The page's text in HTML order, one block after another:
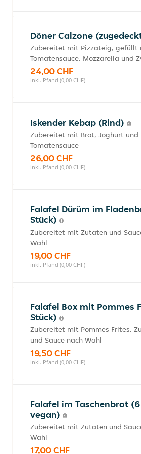
Döner Calzone
Zubereitet mit Pizzateig, gefüllt
Tomatensauce, Mozzarella und
24,00 CHF
inkl. Pfand (0,00 CHF)
Iskender Kebap (Rind)
Zubereitet mit Brot, Joghurt und
Tomatensauce
26,00 CHF
inkl. Pfand (0,00 CHF)
Falafel Dürüm im
Stück)
Zubereitet mit Zutaten und
Wahl
19,00 CHF
inkl. Pfand (0,00 CHF)
Falafel Box mit Pommes
Stück)
Zubereitet mit Pommes Frites,
und Sauce nach Wahl
19,50 CHF
inkl. Pfand (0,00 CHF)
Falafel im Taschenbrot
vegan)
Zubereitet mit Zutaten und
Wahl
17,00 CHF